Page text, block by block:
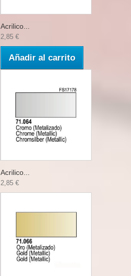
Acrilico...
2,85 €
Añadir al carrito
Acrilico...
2,85 €